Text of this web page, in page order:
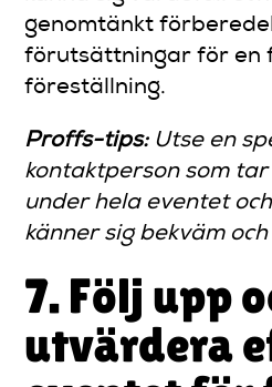
genomtänkt
förutsättningar för en
föreställning.
Proffs-tips: Utse en
kontaktperson som tar
under hela eventet
känner sig bekväm
7. Följ upp
utvärdera